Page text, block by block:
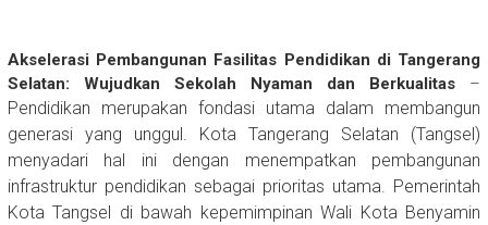
Akselerasi Pembangunan Fasilitas Pendidikan di Tangerang
Selatan: Wujudkan Sekolah Nyaman dan Berkualitas –
Pendidikan merupakan fondasi utama dalam membangun
generasi yang unggul. Kota Tangerang Selatan (Tangsel)
menyadari hal ini dengan menempatkan pembangunan
infrastruktur pendidikan sebagai prioritas utama. Pemerintah
Kota Tangsel di bawah kepemimpinan Wali Kota Benyamin